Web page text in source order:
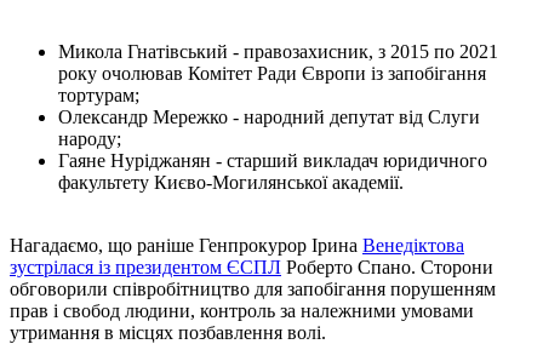
Микола Гнатівський - правозахисник, з 2015 по 2021
року очолював Комітет Ради Європи із запобігання
тортурам;
Олександр Мережко - народний депутат від Слуги
народу;
Гаяне Нуріджанян - старший викладач юридичного
факультету Києво-Могилянської академії.
Нагадаємо, що раніше Генпрокурор Ірина Венедіктова
зустрілася із президентом ЄСПЛ Роберто Спано. Сторони
обговорили співробітництво для запобігання порушенням
прав і свобод людини, контроль за належними умовами
утримання в місцях позбавлення волі.